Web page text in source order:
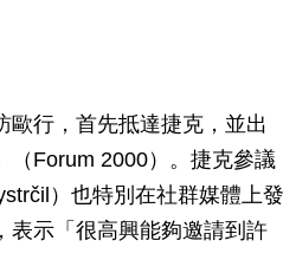
歐行，首先抵達捷克，並出
（Forum 2000）。捷克參議
）也特別在社群媒體上發
表示「很高興能夠邀請到許